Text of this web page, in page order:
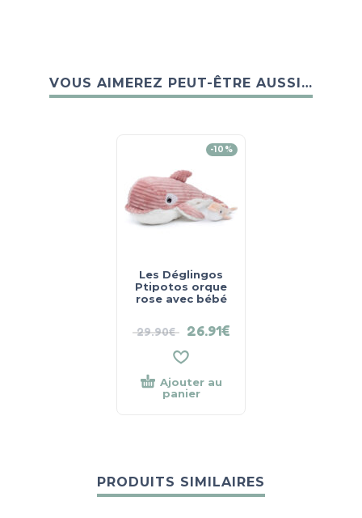
VOUS AIMEREZ PEUT-ÊTRE AUSSI…
-10%
Les Déglingos
Ptipotos orque
rose avec bébé
29.90€ 26.91€
Ajouter au
panier
PRODUITS SIMILAIRES